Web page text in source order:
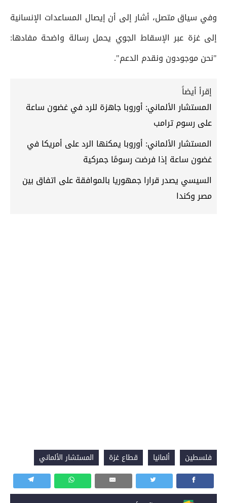
وفي سياق متصل، أشار إلى أن إيصال المساعدات الإنسانية
إلى غزة عبر الإسقاط الجوي يحمل رسالة واضحة مفادها:
"نحن موجودون ونقدم الدعم".
إقرأ أيضاً
المستشار الألماني: أوروبا جاهزة للرد في غضون ساعة
على رسوم ترامب
المستشار الألماني: أوروبا يمكنها الرد على أمريكا في
غضون ساعة إذا فرضت رسومًا جمركية
السيسي يصدر قرارا جمهوريا بالموافقة على اتفاق بين
مصر وكندا
فلسطين ألمانيا قطاع غزة المستشار الألماني